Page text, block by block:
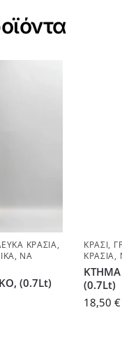
ΚΡΑΣΙΆ,
, ΝΑ
(0.7Lt)
ΚΡΑΣΊ,
ΚΡΑΣΙΆ,
ΚΤΗΜΑ
(0.7Lt)
18,50 €